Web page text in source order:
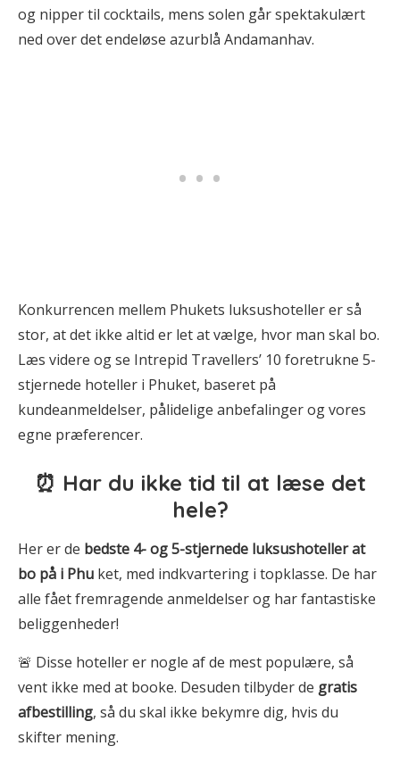
og nipper til cocktails, mens solen går spektakulært
ned over det endeløse azurblå Andamanhav.
Konkurrencen mellem Phukets luksushoteller er så
stor, at det ikke altid er let at vælge, hvor man skal bo.
Læs videre og se Intrepid Travellers’ 10 foretrukne 5-
stjernede hoteller i Phuket, baseret på
kundeanmeldelser, pålidelige anbefalinger og vores
egne præferencer.
⏰ Har du ikke tid til at læse det
hele?
Her er de bedste 4- og 5-stjernede luksushoteller at
bo på i Phu ket, med indkvartering i topklasse. De har
alle fået fremragende anmeldelser og har fantastiske
beliggenheder!
🚨 Disse hoteller er nogle af de mest populære, så
vent ikke med at booke. Desuden tilbyder de gratis
afbestilling, så du skal ikke bekymre dig, hvis du
skifter mening.